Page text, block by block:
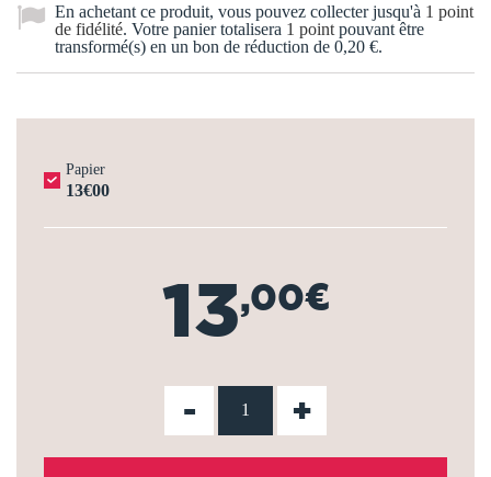
En achetant ce produit, vous pouvez collecter jusqu'à 1 point
de fidélité. Votre panier totalisera 1 point pouvant être
transformé(s) en un bon de réduction de 0,20 €.
Papier
13€00
13,00€
- +